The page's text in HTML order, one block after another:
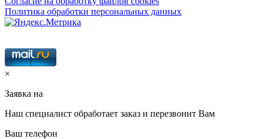
Политика обработки персональных данных
×
Заявка на
Наш специалист обработает заказ и перезвонит Вам
Ваш телефон